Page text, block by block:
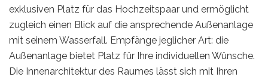
exklusiven Platz für das Hochzeitspaar und ermöglicht
zugleich einen Blick auf die ansprechende Außenanlage
mit seinem Wasserfall. Empfänge jeglicher Art: die
Außenanlage bietet Platz für Ihre individuellen Wünsche.
Die Innenarchitektur des Raumes lässt sich mit Ihren